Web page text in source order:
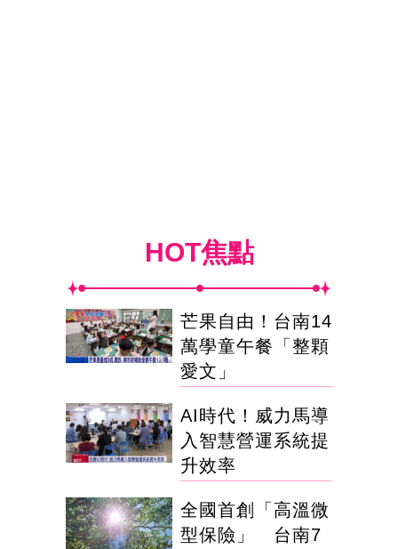
HOT焦點
芒果自由！台南14
萬學童午餐「整顆
愛文」
AI時代！威力馬導
入智慧營運系統提
升效率
全國首創「高溫微
型保險」 台南7